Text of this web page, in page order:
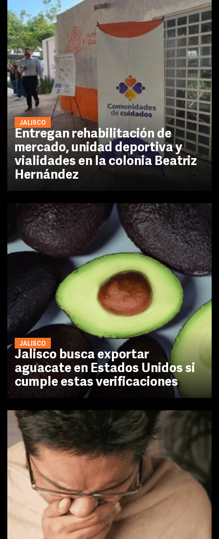
JALISCO
Entregan rehabilitación de
mercado, unidad deportiva y
vialidades en la colonia Beatriz
Hernández
JALISCO
Jalisco busca exportar
aguacate en Estados Unidos si
cumple estas verificaciones